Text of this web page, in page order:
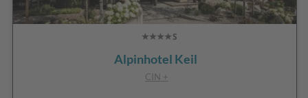
Alpinhotel Keil
CIN +